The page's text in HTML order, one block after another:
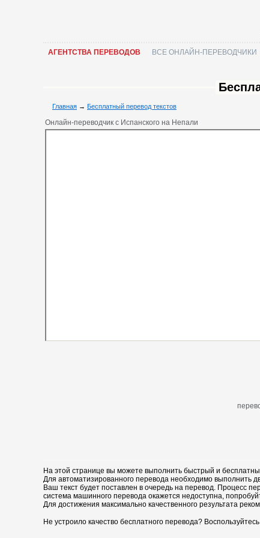
АГЕНТСТВА ПЕРЕВОДОВ ВСЕ ОНЛАЙН-ПЕРЕВОДЧИКИ
Главная → Бесплатный перевод текстов
Онлайн-переводчик с Испанского на Непали
На этой странице вы можете выполнить быстрый и
Для автоматизированного перевода необходимо выполнить
Ваш текст будет поставлен в очередь на перевод. Процесс
система машинного перевода окажется недоступна,
Для достижения максимально качественного результата
Не устроило качество бесплатного перевода?